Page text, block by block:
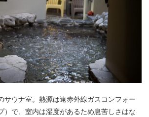
サウナ室。熱源は遠赤外線ガスコンフォー
）で、室内は湿度があるため息苦しさはな